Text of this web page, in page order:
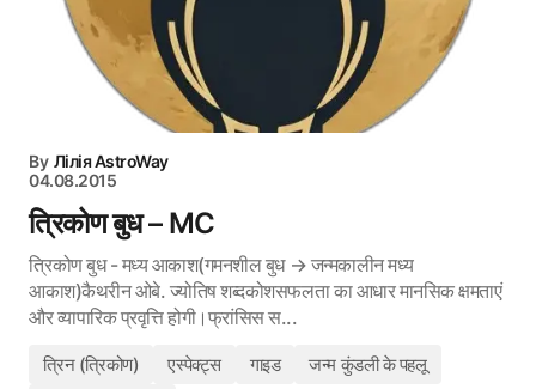
By Лілія AstroWay
04.08.2015
त्रिकोण बुध – MC
त्रिकोण बुध - मध्य आकाश(गमनशील बुध → जन्मकालीन मध्य
आकाश)कैथरीन ओबे. ज्योतिष शब्दकोशसफलता का आधार मानसिक क्षमताएं
और व्यापारिक प्रवृत्ति होगी।फ्रांसिस स...
त्रिन (त्रिकोण) एस्पेक्ट्स गाइड
जन्म कुंडली के पहलू